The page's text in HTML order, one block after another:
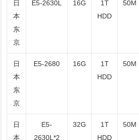
日
本
东
京
E5-2630L 16G
1T
HDD
50M
日
本
东
京
E5-2680 16G
1T
HDD
50M
日
本
E5-
2630L*2
32G
1T
HDD
50M